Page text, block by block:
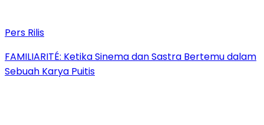
Pers Rilis
FAMILIARITÉ: Ketika Sinema dan Sastra Bertemu dalam
Sebuah Karya Puitis